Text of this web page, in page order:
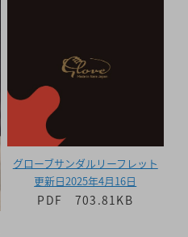
グローブサンダルリーフレット
更新日2025年4月16日
PDF 703.81KB